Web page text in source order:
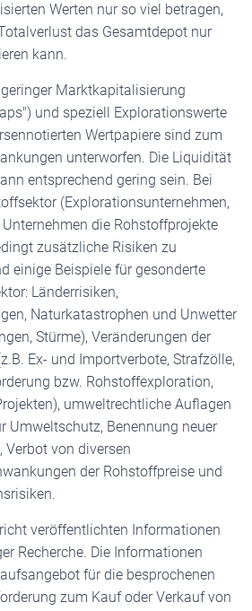
Werten nur so viel betragen,
das Gesamtdepot nur
kann.
Marktkapitalisierung
und speziell Explorationswerte
Wertpapiere sind zum
unterworfen. Die Liquidität
entsprechend gering sein. Bei
(Explorationsunternehmen,
die Rohstoffprojekte
zusätzliche Risiken zu
einige Beispiele für gesonderte
Länderrisiken,
Naturkatastrophen und Unwetter
Stürme), Veränderungen der
Ex- und Importverbote, Strafzölle,
bzw. Rohstoffexploration,
umweltrechtliche Auflagen
Umweltschutz, Benennung neuer
von diversen
der Rohstoffpreise und
veröffentlichten Informationen
Recherche. Die Informationen
für die besprochenen
zum Kauf oder Verkauf von